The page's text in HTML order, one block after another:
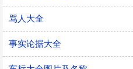
骂人大全
事实论据大全